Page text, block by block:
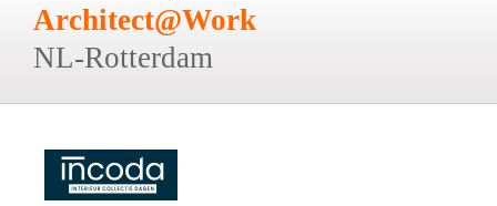
Architect@Work
NL-Rotterdam